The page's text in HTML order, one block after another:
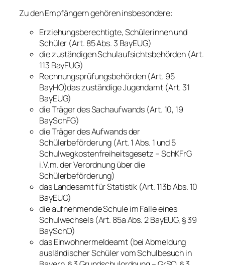
Zu den Empfängern gehören insbesondere:
Erziehungsberechtigte, Schülerinnen und
Schüler (Art. 85 Abs. 3 BayEUG)
die zuständigen Schulaufsichtsbehörden (Art.
113 BayEUG)
Rechnungsprüfungsbehörden (Art. 95
BayHO)das zuständige Jugendamt (Art. 31
BayEUG)
die Träger des Sachaufwands (Art. 10, 19
BaySchFG)
die Träger des Aufwands der
Schülerbeförderung (Art. 1 Abs. 1 und 5
Schulwegkostenfreiheitsgesetz – SchKFrG
i.V.m. der Verordnung über die
Schülerbeförderung)
das Landesamt für Statistik (Art. 113b Abs. 10
BayEUG)
die aufnehmende Schule im Falle eines
Schulwechsels (Art. 85a Abs. 2 BayEUG, § 39
BaySchO)
das Einwohnermeldeamt (bei Abmeldung
ausländischer Schüler vom Schulbesuch in